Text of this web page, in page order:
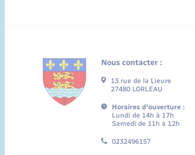
Nous contacter :
13 rue de la Lieure
27480 LORLEAU
Horaires d'ouverture :
Lundi de 14h à 17h
Samedi de 11h à 12h
0232496157